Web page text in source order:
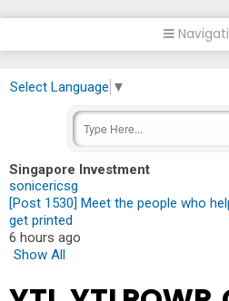
Select Language ▼
Singapore Investment
sonicericsg
[Post 1530] Meet the people who
get printed
6 hours ago
Show All